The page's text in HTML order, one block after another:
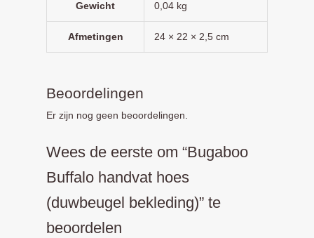
Gewicht 0,04 kg
Afmetingen 24 × 22 × 2,5 cm
Beoordelingen
Er zijn nog geen beoordelingen.
Wees de eerste om “Bugaboo
Buffalo handvat hoes
(duwbeugel bekleding)” te
beoordelen